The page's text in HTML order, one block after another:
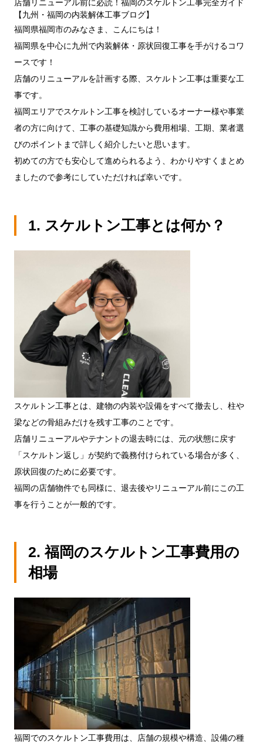
店舗リニューアル前に必読！福岡のスケルトン工事完全ガイド
【九州・福岡の内装解体工事ブログ】
福岡県福岡市のみなさま、こんにちは！
福岡県を中心に九州で内装解体・原状回復工事を手がけるコワ
ースです！
店舗のリニューアルを計画する際、スケルトン工事は重要な工
事です。
福岡エリアでスケルトン工事を検討しているオーナー様や事業
者の方に向けて、工事の基礎知識から費用相場、工期、業者選
びのポイントまで詳しく紹介したいと思います。
初めての方でも安心して進められるよう、わかりやすくまとめ
ましたので参考にしていただければ幸いです。
1. スケルトン工事とは何か？
スケルトン工事とは、建物の内装や設備をすべて撤去し、柱や
梁などの骨組みだけを残す工事のことです。
店舗リニューアルやテナントの退去時には、元の状態に戻す
「スケルトン返し」が契約で義務付けられている場合が多く、
原状回復のために必要です。
福岡の店舗物件でも同様に、退去後やリニューアル前にこの工
事を行うことが一般的です。
2. 福岡のスケルトン工事費用の
相場
福岡でのスケルトン工事費用は、店舗の規模や構造、設備の種